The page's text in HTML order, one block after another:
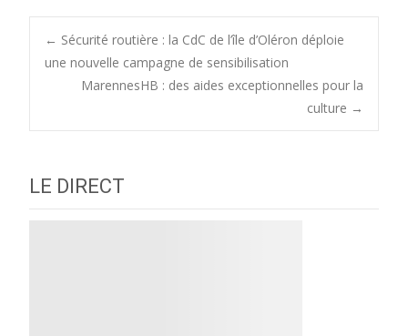
Post
← Sécurité routière : la CdC de l’île d’Oléron déploie
une nouvelle campagne de sensibilisation
MarennesHB : des aides exceptionnelles pour la
culture →
LE DIRECT